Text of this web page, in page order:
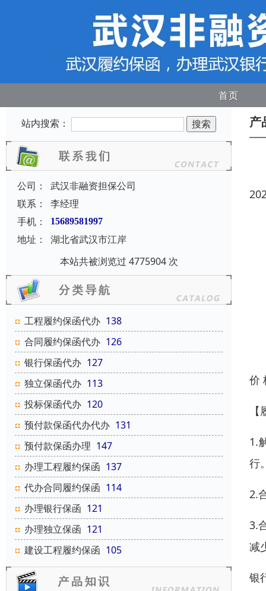
首页
站内搜索：
公司：
武汉非融资担保公司
联系：
李经理
手机：
15689581997
地址：
湖北省武汉市江岸
本站共被浏览过 4775904 次
工程履约保函代办 138
合同履约保函代办 126
银行保函代办 127
独立保函代办 113
投标保函代办 120
预付款保函代办代办 131
预付款保函办理 147
办理工程履约保函 137
代办合同履约保函 114
办理银行保函 121
办理独立保函 121
建设工程履约保函 105
产
价
1.
行
2.
3.
减
银